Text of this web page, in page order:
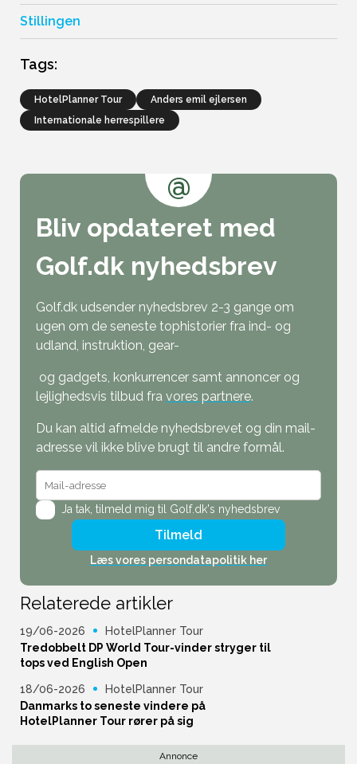
Stillingen
Tags:
HotelPlanner Tour
anders emil ejlersen
Internationale herrespillere
@
Bliv opdateret med
Golf.dk nyhedsbrev
Golf.dk udsender nyhedsbrev 2-3 gange om
ugen om de seneste tophistorier fra ind- og
udland, instruktion, gear-
og gadgets, konkurrencer samt annoncer og
lejlighedsvis tilbud fra vores partnere.
Du kan altid afmelde nyhedsbrevet og din mail-
adresse vil ikke blive brugt til andre formål.
Ja tak, tilmeld mig til Golf.dk's nyhedsbrev
Tilmeld
Læs vores persondatapolitik her
Relaterede artikler
19/06-2026
HotelPlanner Tour
Tredobbelt DP World Tour-vinder stryger til
tops ved English Open
18/06-2026
HotelPlanner Tour
Danmarks to seneste vindere på
HotelPlanner Tour rører på sig
Annonce